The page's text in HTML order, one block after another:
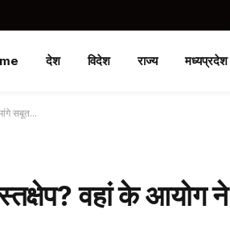
देश विदेश राज्य मध्यप्रदेश
सबूत…
वहां के आयोग ने